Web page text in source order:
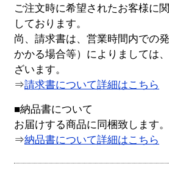
ご注文時に希望されたお客様に
しております。
尚、請求書は、営業時間内での
かかる場合等）によりましては
ざいます。
⇒請求書について詳細はこちら
■納品書について
お届けする商品に同梱致します。
⇒納品書について詳細はこちら